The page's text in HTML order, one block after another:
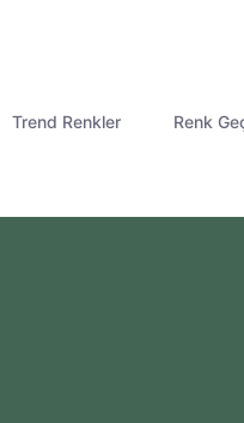
Trend Renkler Renk